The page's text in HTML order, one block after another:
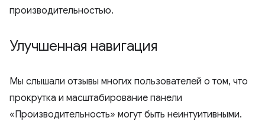
производительностью.
Улучшенная навигация
Мы слышали отзывы многих пользователей о том, что
прокрутка и масштабирование панели
«Производительность» могут быть неинтуитивными.